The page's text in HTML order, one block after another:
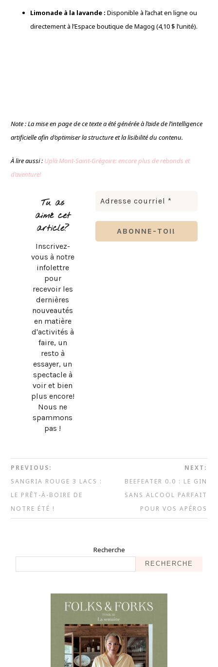
Limonade à la lavande : Disponible à l’achat en ligne ou
directement à l’Espace boutique de Magog (4,10 $ l’unité).
Note : La mise en page de ce texte a été générée à l’aide de l’intelligence
artificielle afin d’optimiser la structure et la lisibilité du contenu.
À lire aussi : Uplà Mont-Saint-Grégoire: encore plus de rebonds et
d’aventure!
Tu as
aimé cet
article?
Inscrivez-
vous à notre
infolettre
pour
recevoir les
dernières
nouveautés
en matière
d'activités à
faire, un
resto à
essayer, un
spectacle à
voir et bien
plus encore!
Nous ne
spammons
pas !
PREVIOUS:
SANGRIA ROUGE 3 LACS :
LE PRÊT-À-BOIRE DE
NOTRE ÉTÉ !
NEXT:
BEEFEATER 0.0 : LE GIN
SANS ALCOOL PARFAIT
POUR VOS APÉROS
Recherche
RECHERCHE